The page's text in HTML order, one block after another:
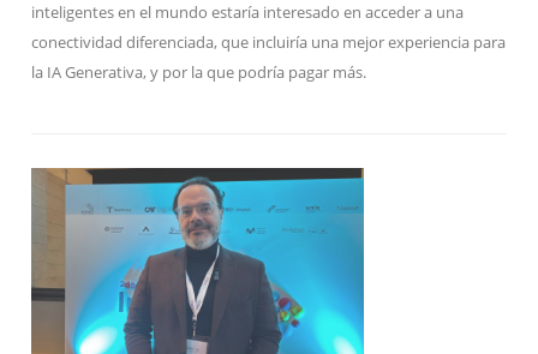
inteligentes en el mundo estaría interesado en acceder a una
conectividad diferenciada, que incluiría una mejor experiencia para
la IA Generativa, y por la que podría pagar más.